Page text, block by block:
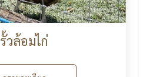
รั้วล้อมไก่